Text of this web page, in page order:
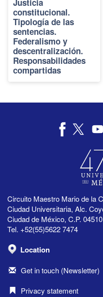
Justicia
constitucional.
Tipología de las
sentencias.
Federalismo y
descentralización.
Responsabilidades
compartidas
Circuito Maestro Mario de la
Ciudad Universitaria, Alc.
Ciudad de México, C.P. 04510
Tel. +52(55)5622 7474
Location
Get in touch (Newsletter)
Privacy statement